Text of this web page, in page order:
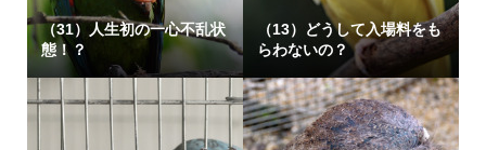
（31）人生初の一心不乱状
態！？
（13）どうして入場料をも
らわないの？